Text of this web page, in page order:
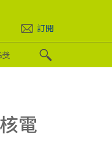
訂閱
獎
電